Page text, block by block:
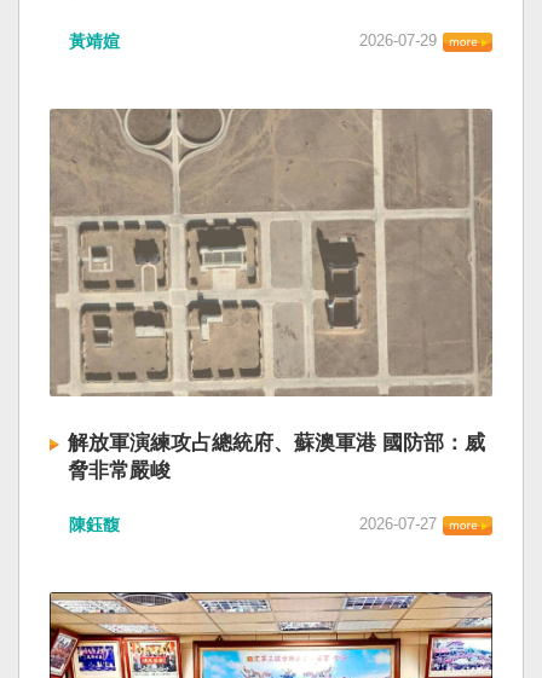
黃靖媗 2026-07-29
解放軍演練攻占總統府、蘇澳軍港 國防部：威
脅非常嚴峻
陳鈺馥 2026-07-27